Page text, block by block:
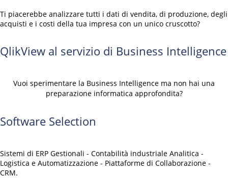
Ti piacerebbe analizzare tutti i dati di vendita, di produzione, degli
acquisti e i costi della tua impresa con un unico cruscotto?
QlikView al servizio di Business Intelligence
Vuoi sperimentare la Business Intelligence ma non hai una
preparazione informatica approfondita?
Software Selection
Sistemi di ERP Gestionali - Contabilità industriale Analitica -
Logistica e Automatizzazione - Piattaforme di Collaborazione -
CRM.